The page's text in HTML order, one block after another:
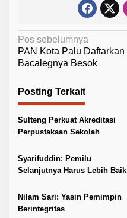
N
a
i
g
a
i
p
o
s
Pos sebelumnya
PAN Kota Palu Daftarkan
Bacalegnya Besok
Posting Terkait
Sulteng Perkuat Akreditasi
Perpustakaan Sekolah
Syarifuddin: Pemilu
Selanjutnya Harus Lebih Baik
Nilam Sari: Yasin Pemimpin
Berintegritas